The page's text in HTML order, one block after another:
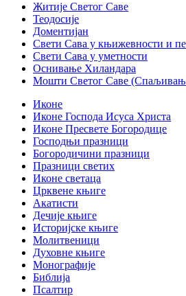
Житије Светог Саве
Теодосије
Доментијан
Свети Сава у књижевности и
Свети Сава у уметности
Оснивање Хиландара
Мошти Светог Саве
Иконе
Иконе Господа Исуса Христа
Иконе Пресвете Богородице
Господњи празници
Богородичини празници
Празници светих
Иконе светаца
Црквене књиге
Акатисти
Дечије књиге
Историјске књиге
Молитвеници
Духовне књиге
Монографије
Библија
Псалтир